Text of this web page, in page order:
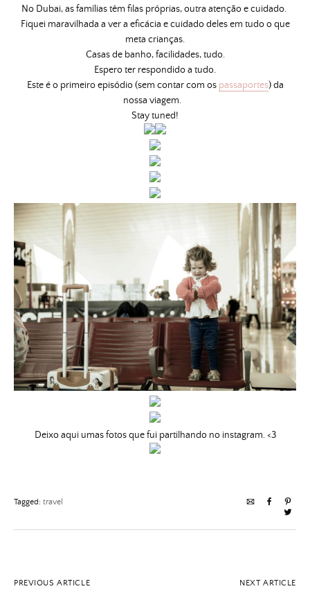
No Dubai, as famílias têm filas próprias, outra atenção e cuidado.
Fiquei maravilhada a ver a eficácia e cuidado deles em tudo o que
meta crianças.
Casas de banho, facilidades, tudo.
Espero ter respondido a tudo.
Este é o primeiro episódio (sem contar com os passaportes) da
nossa viagem.
Stay tuned!
Deixo aqui umas fotos que fui partilhando no instagram. <3
Tagged: travel
PREVIOUS ARTICLE NEXT ARTICLE